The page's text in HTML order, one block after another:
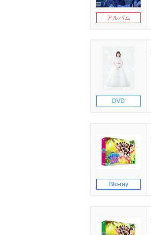
アルバム
DVD
Blu-ray